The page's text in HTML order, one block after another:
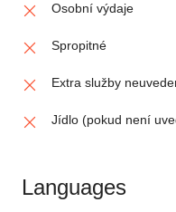
Osobní výdaje
Spropitné
Extra služby
Jídlo (pokud není
Languages